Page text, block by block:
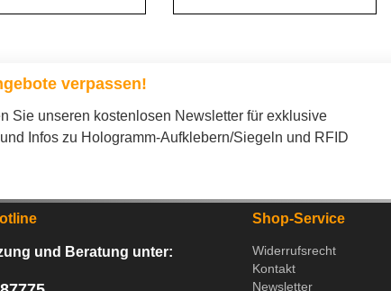
verpassen!
Sie unseren kostenlosen Newsletter für exklusive
Infos zu Hologramm-Aufklebern/Siegeln und RFID
und Beratung unter:
Shop-Service
Widerrufsrecht
Kontakt
Newsletter